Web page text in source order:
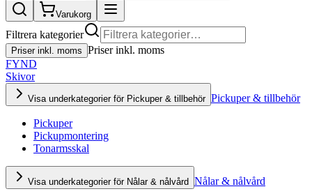
Varukorg
Filtrera kategorier
Priser inkl. moms Priser inkl. moms
FYND
Skivor
Visa underkategorier för Pickuper & tillbehör Pickuper & tillbehör
Pickuper
Pickupmontering
Tonarmsskal
Visa underkategorier för Nålar & nålvård Nålar & nålvård